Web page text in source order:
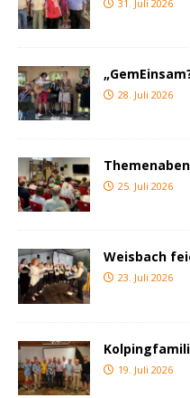
31. Juli 2026
28. Juli 2026
25. Juli 2026
Weisbach
23. Juli 2026
19. Juli 2026